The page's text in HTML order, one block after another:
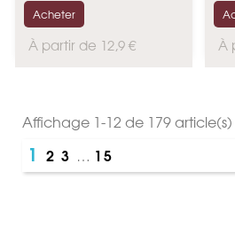
P
À partir de 12,9 €
Acheter
P
À
Affichage 1-12 de 179 article(s)
1 2 3 … 15